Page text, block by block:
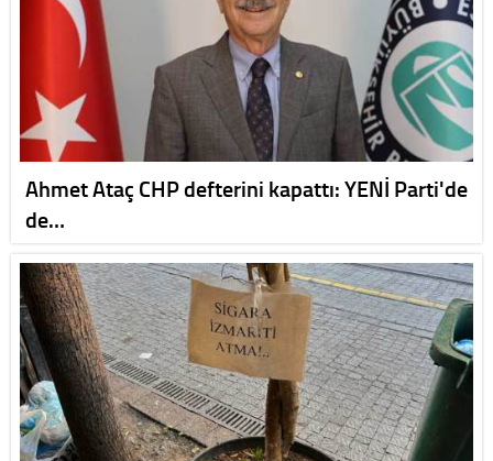
Ahmet Ataç CHP defterini kapattı: YENİ Parti'de
de…